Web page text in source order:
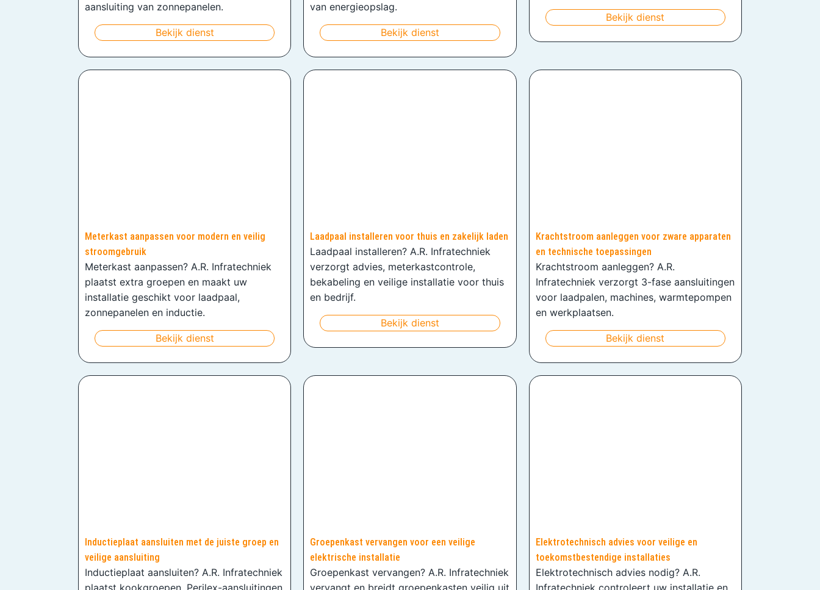
aansluiting van zonnepanelen.
Bekijk dienst
van energieopslag.
Bekijk dienst
Bekijk dienst
Meterkast aanpassen voor modern en veilig
stroomgebruik
Meterkast aanpassen? A.R. Infratechniek
plaatst extra groepen en maakt uw
installatie geschikt voor laadpaal,
zonnepanelen en inductie.
Bekijk dienst
Laadpaal installeren voor thuis en zakelijk laden
Laadpaal installeren? A.R. Infratechniek
verzorgt advies, meterkastcontrole,
bekabeling en veilige installatie voor thuis
en bedrijf.
Bekijk dienst
Krachtstroom aanleggen voor zware apparaten
en technische toepassingen
Krachtstroom aanleggen? A.R.
Infratechniek verzorgt 3-fase aansluitingen
voor laadpalen, machines, warmtepompen
en werkplaatsen.
Bekijk dienst
Inductieplaat aansluiten met de juiste groep en
veilige aansluiting
Inductieplaat aansluiten? A.R. Infratechniek
Groepenkast vervangen voor een veilige
elektrische installatie
Groepenkast vervangen? A.R. Infratechniek
Elektrotechnisch advies voor veilige en
toekomstbestendige installaties
Elektrotechnisch advies nodig? A.R.